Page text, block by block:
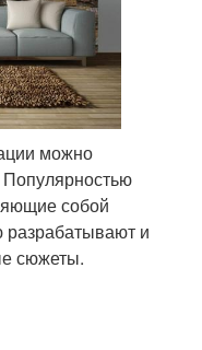
можно
собой
и
сюжеты.